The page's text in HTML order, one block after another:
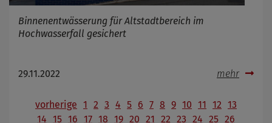
Binnenentwässerung für Altstadtbereich im
Hochwasserfall gesichert
29.11.2022 mehr
vorherige 1 2 3 4 5 6 7 8 9 10 11 12 13
14 15 16 17 18 19 20 21 22 23 24 25 26